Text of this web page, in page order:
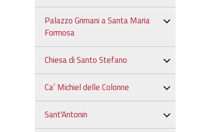
Palazzo Grimani a Santa Maria
Formosa
Chiesa di Santo Stefano
Ca’ Michiel delle Colonne
Sant'Antonin